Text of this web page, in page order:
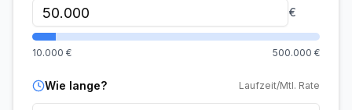
€
10.000 € 500.000 €
Wie lange? Laufzeit/Mtl. Rate